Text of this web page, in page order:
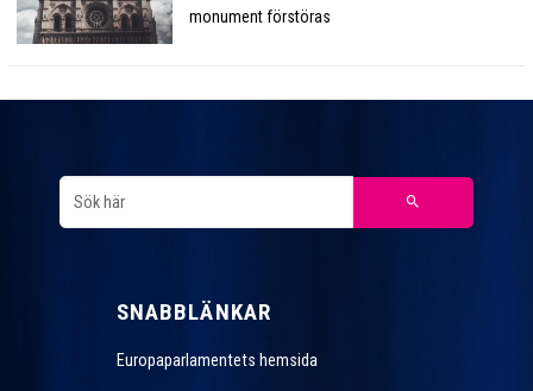
monument förstöras
SNABBLÄNKAR
Europaparlamentets hemsida